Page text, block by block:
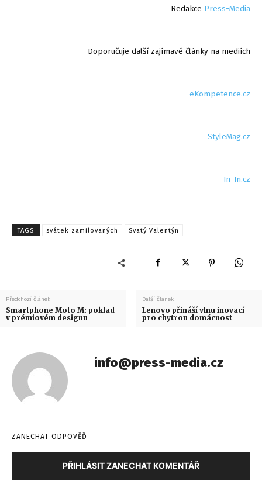
Redakce Press-Media
Doporučuje další zajímavé články na mediích
eKompetence.cz
StyleMag.cz
In-In.cz
TAGS svátek zamilovaných Svatý Valentýn
Předchozí článek
Smartphone Moto M: poklad
v prémiovém designu
Další článek
Lenovo přináší vlnu inovací
pro chytrou domácnost
info@press-media.cz
ZANECHAT ODPOVĚĎ
PŘIHLÁSIT ZANECHAT KOMENTÁŘ